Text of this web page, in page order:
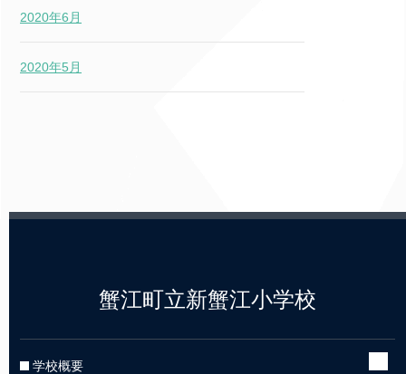
2020年6月
2020年5月
蟹江町立新蟹江小学校
学校概要